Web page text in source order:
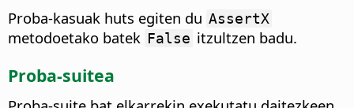
Proba-kasuak huts egiten du AssertX
metodoetako batek False itzultzen badu.
Proba-suitea